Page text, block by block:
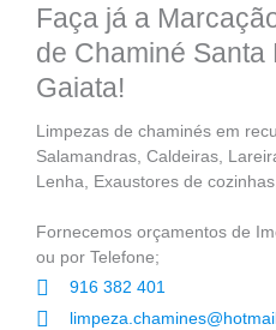
Faça já a
de Chaminé Santa
Gaiata!
Limpezas de chaminés em
Salamandras, Caldeiras,
Lenha, Exaustores de
Fornecemos orçamentos de
ou por Telefone;
916 382 401